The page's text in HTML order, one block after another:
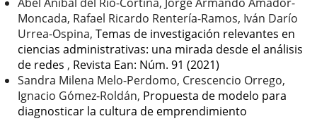
Moncada, Rafael Ricardo Rentería-Ramos, Iván Darío
Urrea-Ospina, Temas de investigación relevantes en
ciencias administrativas: una mirada desde el análisis
de redes , Revista Ean: Núm. 91 (2021)
Sandra Milena Melo-Perdomo, Crescencio Orrego,
Ignacio Gómez-Roldán, Propuesta de modelo para
diagnosticar la cultura de emprendimiento